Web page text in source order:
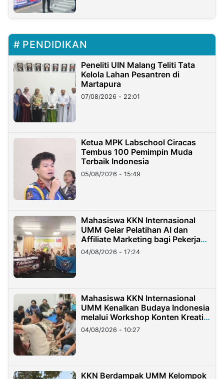
PENDIDIKAN
Peneliti UIN Malang Teliti Tata
Kelola Lahan Pesantren di
Martapura
07/08/2026 - 22:01
Ketua MPK Labschool Ciracas
Tembus 100 Pemimpin Muda
Terbaik Indonesia
05/08/2026 - 15:49
Mahasiswa KKN Internasional
UMM Gelar Pelatihan AI dan
Affiliate Marketing bagi Pekerja
Migran Indonesia di Taiwan
04/08/2026 - 17:24
Mahasiswa KKN Internasional
UMM Kenalkan Budaya Indonesia
melalui Workshop Konten Kreatif
di Taiwan
04/08/2026 - 10:27
KKN Berdampak UMM Kelompok